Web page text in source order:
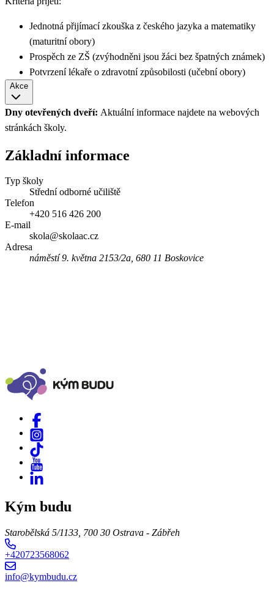
Jednotná přijímací zkouška z českého jazyka a matematiky
(maturitní obory)
Prospěch ze ZŠ (zvýhodněni jsou žáci bez špatných známek)
Potvrzení lékaře o zdravotní způsobilosti (učební obory)
Akce
Dny otevřených dveří: Aktuální informace najdete na webových
stránkách školy.
Základní informace
Typ školy
Střední odborné učiliště
Telefon
+420 516 426 200
E-mail
skola@skolaac.cz
Adresa
náměstí 9. května 2153/2a, 680 11 Boskovice
Kým budu
Starobělská 5/1133, 700 30 Ostrava - Zábřeh
+420723568062
info@kymbudu.cz